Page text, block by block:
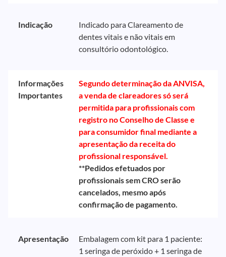
Indicação
Indicado para Clareamento de
dentes vitais e não vitais em
consultório odontológico.
Informações
Importantes
Segundo determinação da ANVISA,
a venda de clareadores só será
permitida para profissionais com
registro no Conselho de Classe e
para consumidor final mediante a
apresentação da receita do
profissional responsável.
**Pedidos efetuados por
profissionais sem CRO serão
cancelados, mesmo após
confirmação de pagamento.
Apresentação
Embalagem com kit para 1 paciente:
1 seringa de peróxido + 1 seringa de